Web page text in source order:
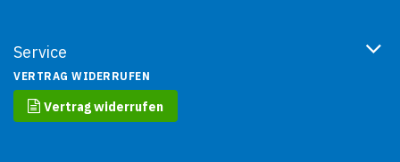
Service
VERTRAG WIDERRUFEN
Vertrag widerrufen